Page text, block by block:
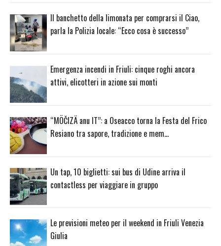
Il banchetto della limonata per comprarsi il Ciao,
parla la Polizia locale: “Ecco cosa è successo”
Emergenza incendi in Friuli: cinque roghi ancora
attivi, elicotteri in azione sui monti
“MÖČIZÄ anu IT”: a Oseacco torna la Festa del Frico
Resiano tra sapore, tradizione e mem…
Un tap, 10 biglietti: sui bus di Udine arriva il
contactless per viaggiare in gruppo
Le previsioni meteo per il weekend in Friuli Venezia
Giulia